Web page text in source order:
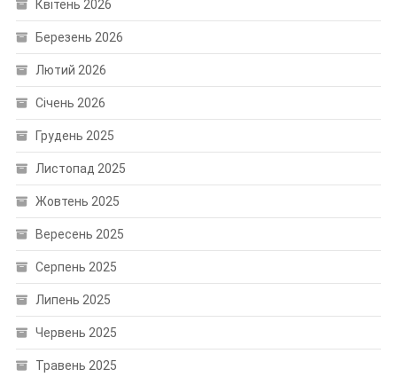
Квітень 2026
Березень 2026
Лютий 2026
Січень 2026
Грудень 2025
Листопад 2025
Жовтень 2025
Вересень 2025
Серпень 2025
Липень 2025
Червень 2025
Травень 2025